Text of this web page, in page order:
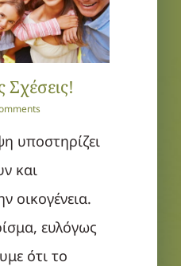
Σχέσεις!
υποστηρίζει
και
οικογένεια.
ευλόγως
ότι το